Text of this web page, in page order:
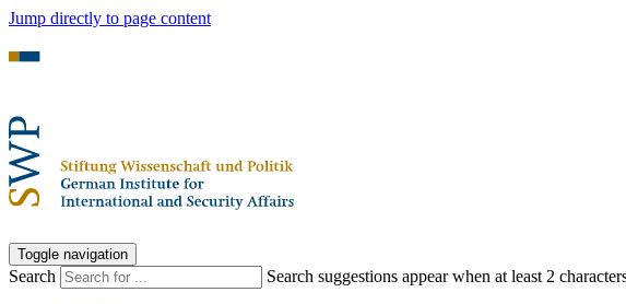
Jump directly to page content
Toggle navigation
Search Search suggestions appear when at least 2